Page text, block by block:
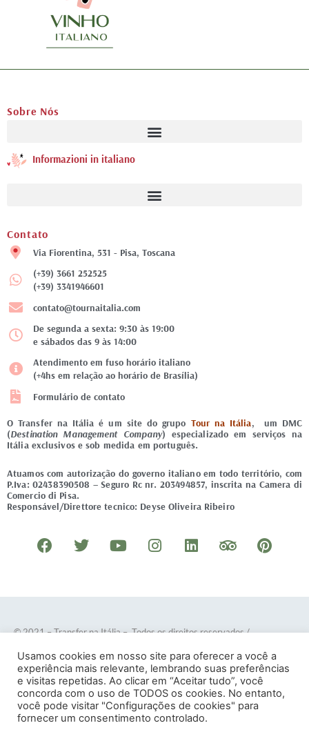
Sobre Nós
Informazioni in italiano
Contato
Via Fiorentina, 531 - Pisa, Toscana
(+39) 3661 252525
(+39) 3341946601
contato@tournaitalia.com
De segunda a sexta: 9:30 às 19:00
e sábados das 9 às 14:00
Atendimento em fuso horário italiano
(+4hs em relação ao horário de Brasília)
Formulário de contato
O Transfer na Itália é um site do grupo Tour na Itália, um DMC
(Destination Management Company) especializado em serviços na
Itália exclusivos e sob medida em português.
Atuamos com autorização do governo italiano em todo território, com
P.Iva: 02438390508 – Seguro Rc nr. 203494857, inscrita na Camera di
Comercio di Pisa.
Responsável/Direttore tecnico: Deyse Oliveira Ribeiro
F
a
e
o
k
T
w
t
e
r
Y
o
t
b
I
n
t
g
r
a
m
L
i
k
d
n
T
r
p
d
s
o
P
i
t
r
e
s
© 2021 – Transfer na Itália – Todos os direitos reservados/
Termos e Condições–Política de Privacidade
Usamos cookies em nosso site para oferecer a você a
experiência mais relevante, lembrando suas preferências
e visitas repetidas. Ao clicar em “Aceitar tudo”, você
concorda com o uso de TODOS os cookies. No entanto,
você pode visitar "Configurações de cookies" para
fornecer um consentimento controlado.